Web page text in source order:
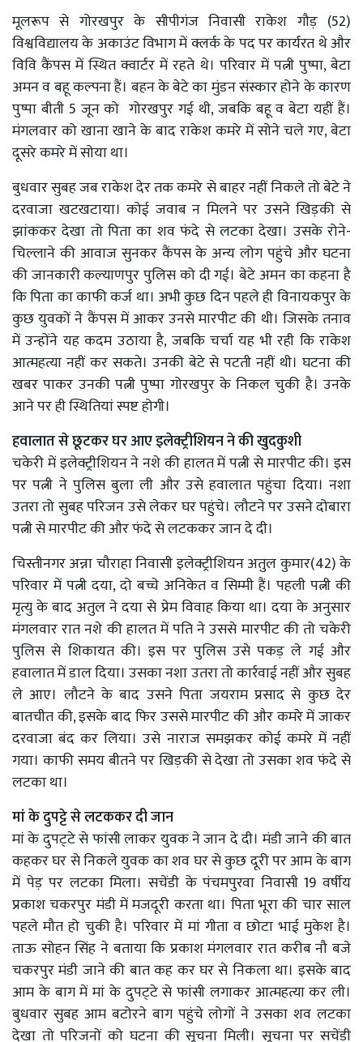
मूलरूप से गोरखपुर के सीपीगंज निवासी राकेश गौड़ (52)
विश्वविद्यालय के अकाउंट विभाग में क्लर्क के पद पर कार्यरत थे और
विवि कैंपस में स्थित क्वार्टर में रहते थे। परिवार में पत्नी पुष्पा, बेटा
अमन व बहू कल्पना हैं। बहन के बेटे का मुंडन संस्कार होने के कारण
पुष्पा बीती 5 जून को गोरखपुर गई थी, जबकि बहू व बेटा यहीं हैं।
मंगलवार को खाना खाने के बाद राकेश कमरे में सोने चले गए, बेटा
दूसरे कमरे में सोया था।
बुधवार सुबह जब राकेश देर तक कमरे से बाहर नहीं निकले तो बेटे ने
दरवाजा खटखटाया। कोई जवाब न मिलने पर उसने खिड़की से
झांककर देखा तो पिता का शव फंदे से लटका देखा। उसके रोने-
चिल्लाने की आवाज सुनकर कैंपस के अन्य लोग पहुंचे और घटना
की जानकारी कल्याणपुर पुलिस को दी गई। बेटे अमन का कहना है
कि पिता का काफी कर्ज था। अभी कुछ दिन पहले ही विनायकपुर के
कुछ युवकों ने कैंपस में आकर उनसे मारपीट की थी। जिसके तनाव
में उन्होंने यह कदम उठाया है, जबकि चर्चा यह भी रही कि राकेश
आत्महत्या नहीं कर सकते। उनकी बेटे से पटती नहीं थी। घटना की
खबर पाकर उनकी पत्नी पुष्पा गोरखपुर के निकल चुकी है। उनके
आने पर ही स्थितियां स्पष्ट होगी।
हवालात से छूटकर घर आए इलेक्ट्रीशियन ने की खुदकुशी
चकेरी में इलेक्ट्रीशियन ने नशे की हालत में पत्नी से मारपीट की। इस
पर पत्नी ने पुलिस बुला ली और उसे हवालात पहुंचा दिया। नशा
उतरा तो सुबह परिजन उसे लेकर घर पहुंचे। लौटने पर उसने दोबारा
पत्नी से मारपीट की और फंदे से लटककर जान दे दी।
चिस्तीनगर अन्ना चौराहा निवासी इलेक्ट्रीशियन अतुल कुमार(42) के
परिवार में पत्नी दया, दो बच्चे अनिकेत व सिम्मी हैं। पहली पत्नी की
मृत्यु के बाद अतुल ने दया से प्रेम विवाह किया था। दया के अनुसार
मंगलवार रात नशे की हालत में पति ने उससे मारपीट की तो चकेरी
पुलिस से शिकायत की। इस पर पुलिस उसे पकड़ ले गई और
हवालात में डाल दिया। उसका नशा उतरा तो कार्रवाई नहीं और सुबह
ले आए। लौटने के बाद उसने पिता जयराम प्रसाद से कुछ देर
बातचीत की, इसके बाद फिर उससे मारपीट की और कमरे में जाकर
दरवाजा बंद कर लिया। उसे नाराज समझकर कोई कमरे में नहीं
गया। काफी समय बीतने पर खिड़की से देखा तो उसका शव फंदे से
लटका था।
मां के दुपट्टे से लटककर दी जान
मां के दुपट्‌टे से फांसी लाकर युवक ने जान दे दी। मंडी जाने की बात
कहकर घर से निकले युवक का शव घर से कुछ दूरी पर आम के बाग
में पेड़ पर लटका मिला। सचेंडी के पंचमपुरवा निवासी 19 वर्षीय
प्रकाश चकरपुर मंडी में मजदूरी करता था। पिता भूरा की चार साल
पहले मौत हो चुकी है। परिवार में मां गीता व छोटा भाई मुकेश है।
ताऊ सोहन सिंह ने बताया कि प्रकाश मंगलवार रात करीब नौ बजे
चकरपुर मंडी जाने की बात कह कर घर से निकला था। इसके बाद
आम के बाग में मां के दुपट्‌टे से फांसी लगाकर आत्महत्या कर ली।
बुधवार सुबह आम बटोरने बाग पहुंचे लोगों ने उसका शव लटका
देखा तो परिजनों को घटना की सूचना मिली। सूचना पर सचेंडी